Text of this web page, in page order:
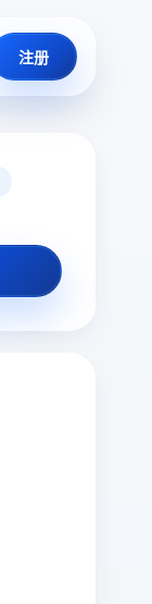
注册